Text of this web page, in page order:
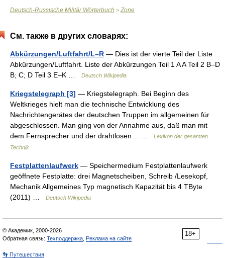
Deutsch-Russische Militär Wörterbuch > Zone
См. также в других словарях:
Abkürzungen/Luftfahrt/L–R — Dies ist der vierte Teil der Liste
Abkürzungen/Luftfahrt. Liste der Abkürzungen Teil 1 A A Teil 2 B–D
B; C; D Teil 3 E–K …
Deutsch Wikipedia
Kriegstelegraph [3] — Kriegstelegraph. Bei Beginn des
Weltkrieges hielt man die technische Entwicklung des
Nachrichtengerätes der deutschen Truppen im allgemeinen für
abgeschlossen. Man ging von der Annahme aus, daß man mit
dem Fernsprecher und der drahtlosen… …
Lexikon der gesamten
Technik
Festplattenlaufwerk — Speichermedium Festplattenlaufwerk
geöffnete Festplatte: drei Magnetscheiben, Schreib /Lesekopf,
Mechanik Allgemeines Typ magnetisch Kapazität bis 4 TByte
(2011) …
Deutsch Wikipedia
18+
© Академик, 2000-2026
Обратная связь: Техподдержка Реклама на сайте
👣 Путешествия